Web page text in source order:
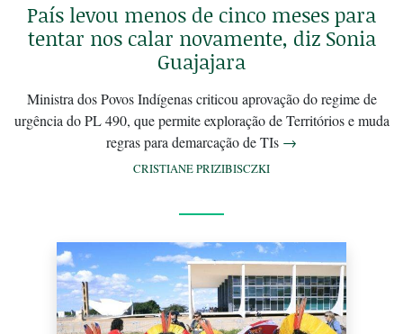
País levou menos de cinco meses para
tentar nos calar novamente, diz Sonia
Guajajara
Ministra dos Povos Indígenas criticou aprovação do regime de
urgência do PL 490, que permite exploração de Territórios e muda
regras para demarcação de TIs →
CRISTIANE PRIZIBISCZKI